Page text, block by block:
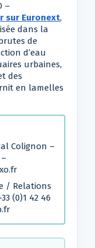
–
sur Euronext,
dans la
de
d’eau
urbaines,
des
en lamelles
Colignon –
/ Relations
(0)1 42 46